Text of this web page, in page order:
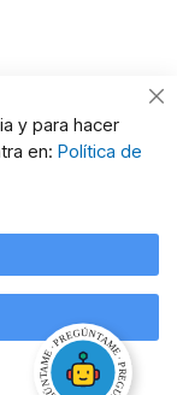
y para hacer
en: Política de